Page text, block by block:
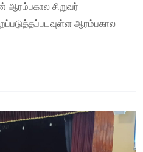
ஆரம்பகால சிறுவர்
ஆரம்பகால